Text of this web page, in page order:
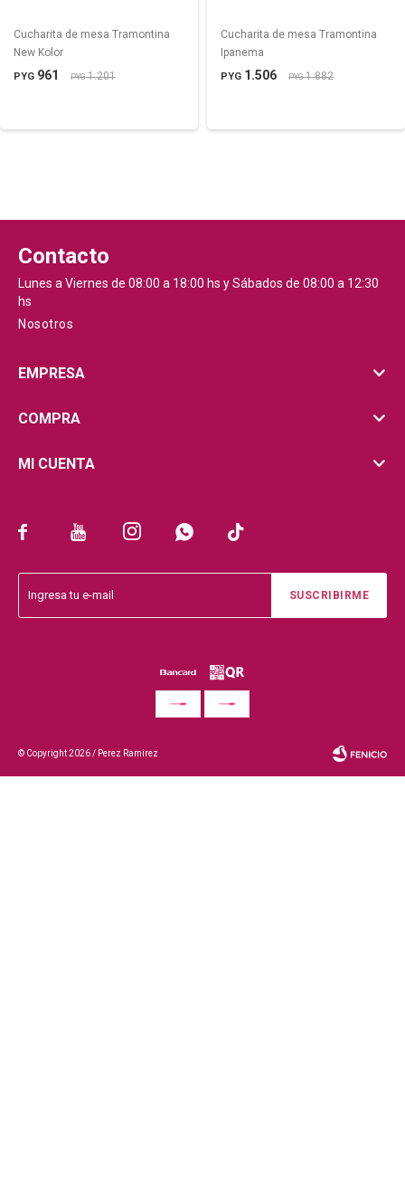
Cucharita de mesa Tramontina
New Kolor
PYG 961 PYG1.201
Cucharita de mesa Tramontina
Ipanema
PYG 1.506 PYG1.882
    
SUSCRIBIRME
Contacto
Lunes a Viernes de 08:00 a 18:00 hs y Sábados de 08:00 a 12:30
hs
Nosotros
EMPRESA
COMPRA
MI CUENTA
© Copyright 2026 / Perez Ramirez